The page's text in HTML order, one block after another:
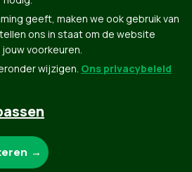
geeft, maken we ook gebruik van
ons in staat om de website
voorkeuren.
wijzigen. Ons privacybeleid